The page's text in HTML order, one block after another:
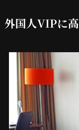
外国人VIPに